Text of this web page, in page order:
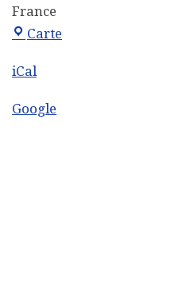
France
Carte
iCal
Google